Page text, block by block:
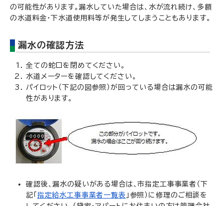
の可能性があります。漏水していた場合は、水が流れ続け、多額
の水道料金・下水道使用料等が発生してしまうこともあります。
漏水の確認方法
全ての蛇口を閉めてください。
水道メーターを確認してください。
パイロット（下記の図参照）が回っている場合は漏水の可能
性があります。
確認後、漏水の疑いがある場合は、市指定工事事業者（下
記「 指定給水工事事業者一覧表 」参照）に修理のご相談を